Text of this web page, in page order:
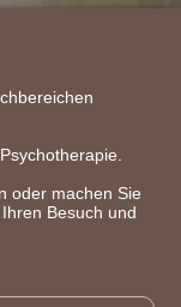
oder machen Sie
Besuch und